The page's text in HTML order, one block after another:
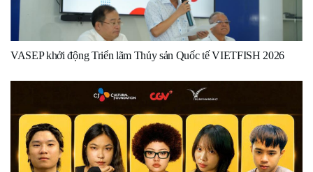
VASEP khởi động Triển lãm Thủy sản Quốc tế VIETFISH 2026